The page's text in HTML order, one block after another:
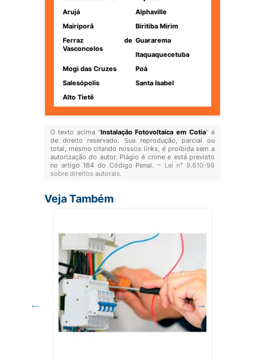
Arujá
Alphaville
Mairiporã
Biritiba Mirim
Ferraz de
Vasconcelos
Guararema
Itaquaquecetuba
Mogi das Cruzes
Poá
Salesópolis
Santa Isabel
Alto Tietê
O texto acima "Instalação Fotovoltaica em Cotia" é
de direito reservado. Sua reprodução, parcial ou
total, mesmo citando nossos links, é proibida sem a
autorização do autor. Plágio é crime e está previsto
no artigo 184 do Código Penal. – Lei n° 9.610-98
sobre direitos autorais.
Veja Também